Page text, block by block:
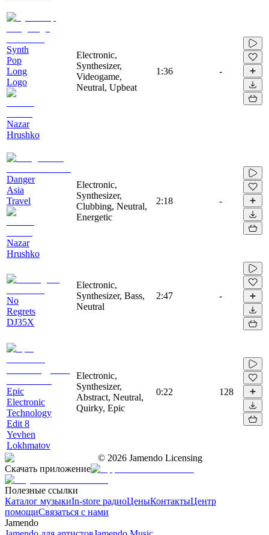
Synth
Pop
Long
Logo
Nazar
Hrushko
Electronic,
Synthesizer,
Videogame,
Neutral, Upbeat
1:36 -
Danger
Asia
Travel
Nazar
Hrushko
Electronic,
Synthesizer,
Clubbing, Neutral,
Energetic
2:18 -
No
Regrets
DJ35X
Electronic,
Synthesizer, Bass,
Neutral
2:47 -
Epic
Electronic
Technology
Edit 8
Yevhen
Lokhmatov
Electronic,
Synthesizer,
Abstract, Neutral,
Quirky, Epic
0:22 128
© 2026 Jamendo Licensing
Скачать приложение
Полезные ссылки
Каталог музыкиIn-store радиоЦеныКонтактыЦентр
помощиСвязаться с нами
Jamendo